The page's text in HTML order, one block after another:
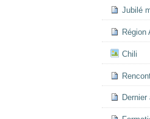
Jubilé
Région
Chili